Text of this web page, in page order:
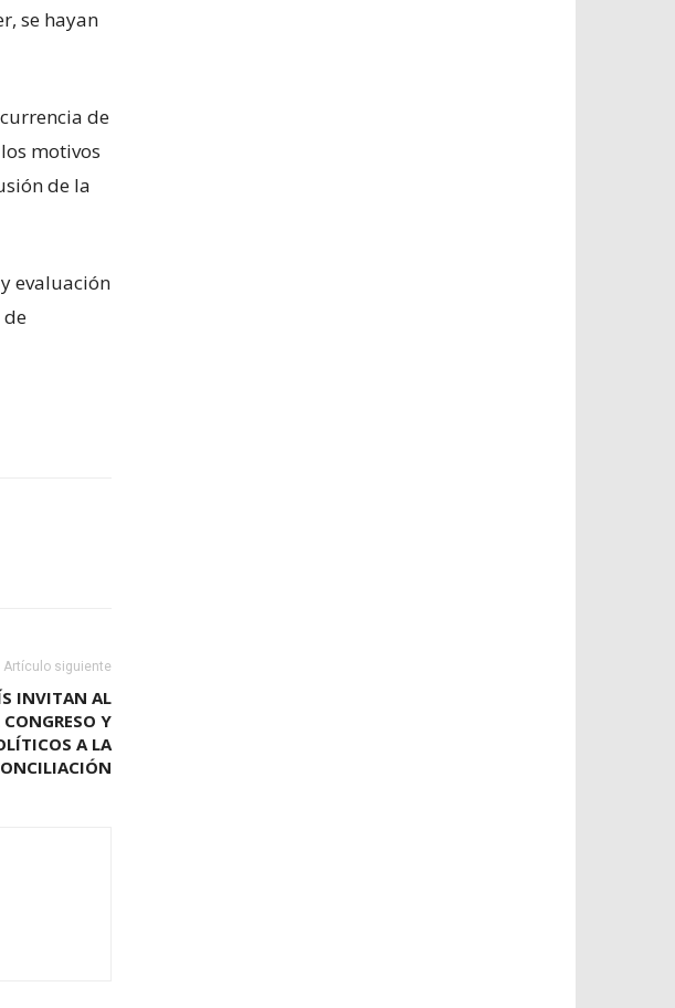
se hayan
de
motivos
de la
evaluación
de
Artículo siguiente
INVITAN AL
CONGRESO Y
A LA